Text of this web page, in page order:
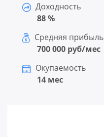
Доходность
88 %
Средняя прибыль
700 000 руб/мес
Окупаемость
14 мес